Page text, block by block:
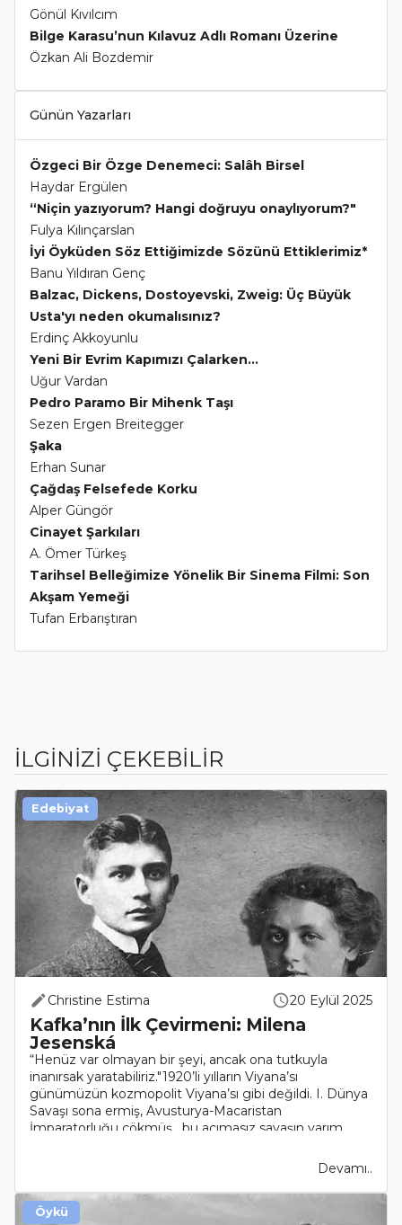
Gönül Kıvılcım
Bilge Karasu’nun Kılavuz Adlı Romanı Üzerine
Özkan Ali Bozdemir
Günün Yazarları
Özgeci Bir Özge Denemeci: Salâh Birsel
Haydar Ergülen
“Niçin yazıyorum? Hangi doğruyu onaylıyorum?"
Fulya Kılınçarslan
İyi Öyküden Söz Ettiğimizde Sözünü Ettiklerimiz*
Banu Yıldıran Genç
Balzac, Dickens, Dostoyevski, Zweig: Üç Büyük
Usta'yı neden okumalısınız?
Erdinç Akkoyunlu
Yeni Bir Evrim Kapımızı Çalarken...
Uğur Vardan
Pedro Paramo Bir Mihenk Taşı
Sezen Ergen Breitegger
Şaka
Erhan Sunar
Çağdaş Felsefede Korku
Alper Güngör
Cinayet Şarkıları
A. Ömer Türkeş
Tarihsel Belleğimize Yönelik Bir Sinema Filmi: Son
Akşam Yemeği
Tufan Erbarıştıran
İLGİNİZİ ÇEKEBİLİR
Christine Estima 20 Eylül 2025
Kafka’nın İlk Çevirmeni: Milena
Jesenská
“Henüz var olmayan bir şeyi, ancak ona tutkuyla
inanırsak yaratabiliriz."1920’li yılların Viyana’sı
günümüzün kozmopolit Viyana’sı gibi değildi. I. Dünya
Savaşı sona ermiş, Avusturya-Macaristan
İmparatorluğu çökmüş, bu acımasız savaşın yarım
Devamı..
Edebiyat
Öykü